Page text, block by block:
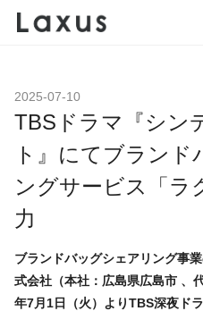
2025-07-10
TBSドラマ『シン
ト』にてブランド
ングサービス「ラ
力
ブランドバッグシェアリング事
式会社（本社：広島県広島市 、
年7月1日（火）よりTBS深夜ド